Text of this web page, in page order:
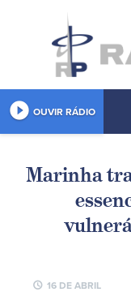
play_circle_filled OUVIR RÁDIO
Marinha
schedule 16 DE ABRIL